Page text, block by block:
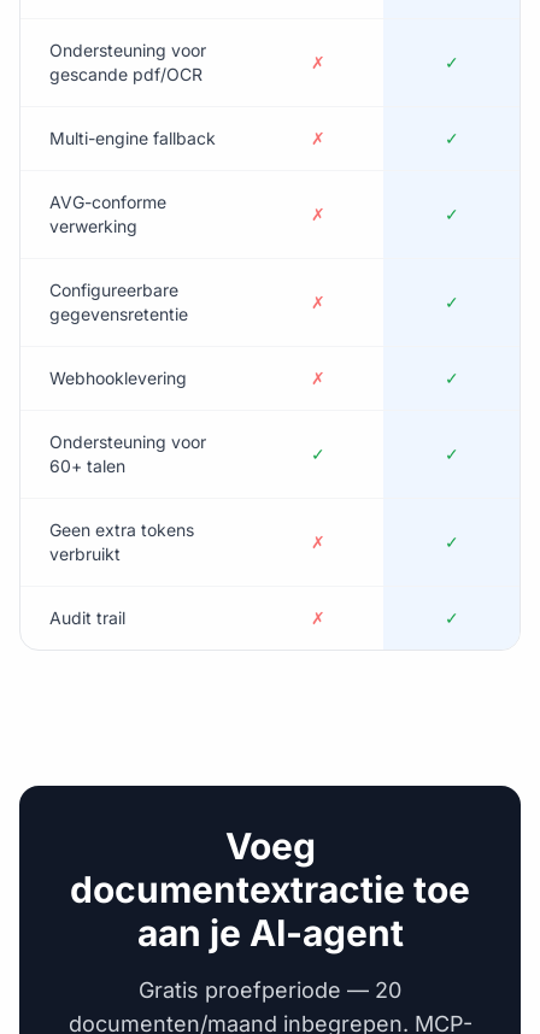
Ondersteuning voor
gescande pdf/OCR
✗ ✓
Multi-engine fallback ✗ ✓
AVG-conforme
verwerking
✗ ✓
Configureerbare
gegevensretentie
✗ ✓
Webhooklevering ✗ ✓
Ondersteuning voor
60+ talen
✓ ✓
Geen extra tokens
verbruikt
✗ ✓
Audit trail ✗ ✓
Voeg
documentextractie toe
aan je AI-agent
Gratis proefperiode — 20
documenten/maand inbegrepen. MCP-